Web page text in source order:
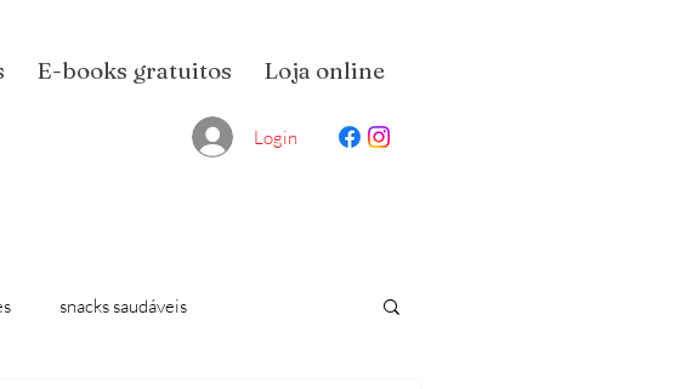
E-books gratuitos Loja online
Login
snacks saudáveis